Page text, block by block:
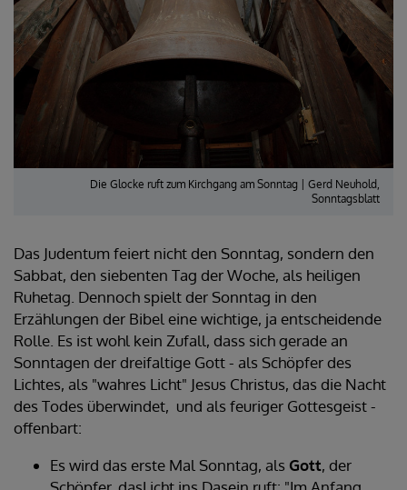
Die Glocke ruft zum Kirchgang am Sonntag | Gerd Neuhold,
Sonntagsblatt
Das Judentum feiert nicht den Sonntag, sondern den
Sabbat, den siebenten Tag der Woche, als heiligen
Ruhetag. Dennoch spielt der Sonntag in den
Erzählungen der Bibel eine wichtige, ja entscheidende
Rolle. Es ist wohl kein Zufall, dass sich gerade an
Sonntagen der dreifaltige Gott - als Schöpfer des
Lichtes, als "wahres Licht" Jesus Christus, das die Nacht
des Todes überwindet, und als feuriger Gottesgeist -
offenbart:
Es wird das erste Mal Sonntag, als Gott, der